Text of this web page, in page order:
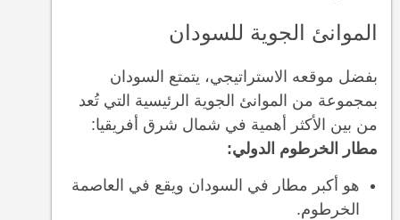
الموانئ الجوية للسودان
بفضل موقعه الاستراتيجي، يتمتع السودان
بمجموعة من الموانئ الجوية الرئيسية التي تُعد
من بين الأكثر أهمية في شمال شرق أفريقيا:
مطار الخرطوم الدولي:
هو أكبر مطار في السودان ويقع في العاصمة
الخرطوم.